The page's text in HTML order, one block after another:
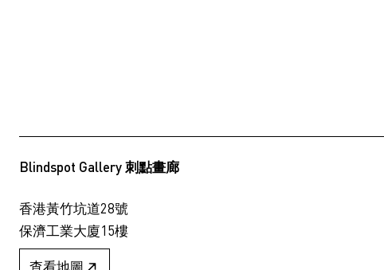
Blindspot Gallery 刺點畫廊
香港黃竹坑道28號
保濟工業大廈15樓
查看地圖